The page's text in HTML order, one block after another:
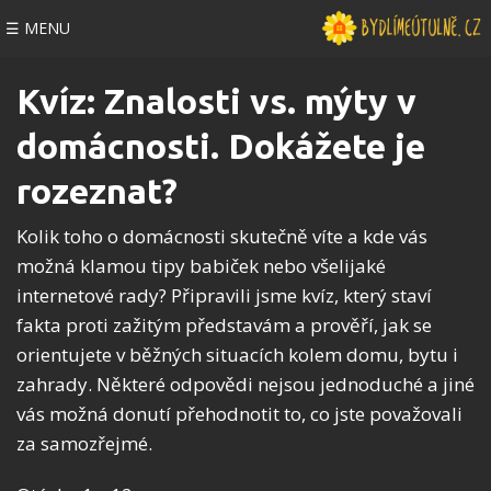
☰ MENU
Kvíz: Znalosti vs. mýty v
domácnosti. Dokážete je
rozeznat?
Kolik toho o domácnosti skutečně víte a kde vás
možná klamou tipy babiček nebo všelijaké
internetové rady? Připravili jsme kvíz, který staví
fakta proti zažitým představám a prověří, jak se
orientujete v běžných situacích kolem domu, bytu i
zahrady. Některé odpovědi nejsou jednoduché a jiné
vás možná donutí přehodnotit to, co jste považovali
za samozřejmé.